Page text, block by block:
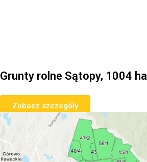
Grunty rolne Sątopy, 1004 ha
Zobacz szczegóły